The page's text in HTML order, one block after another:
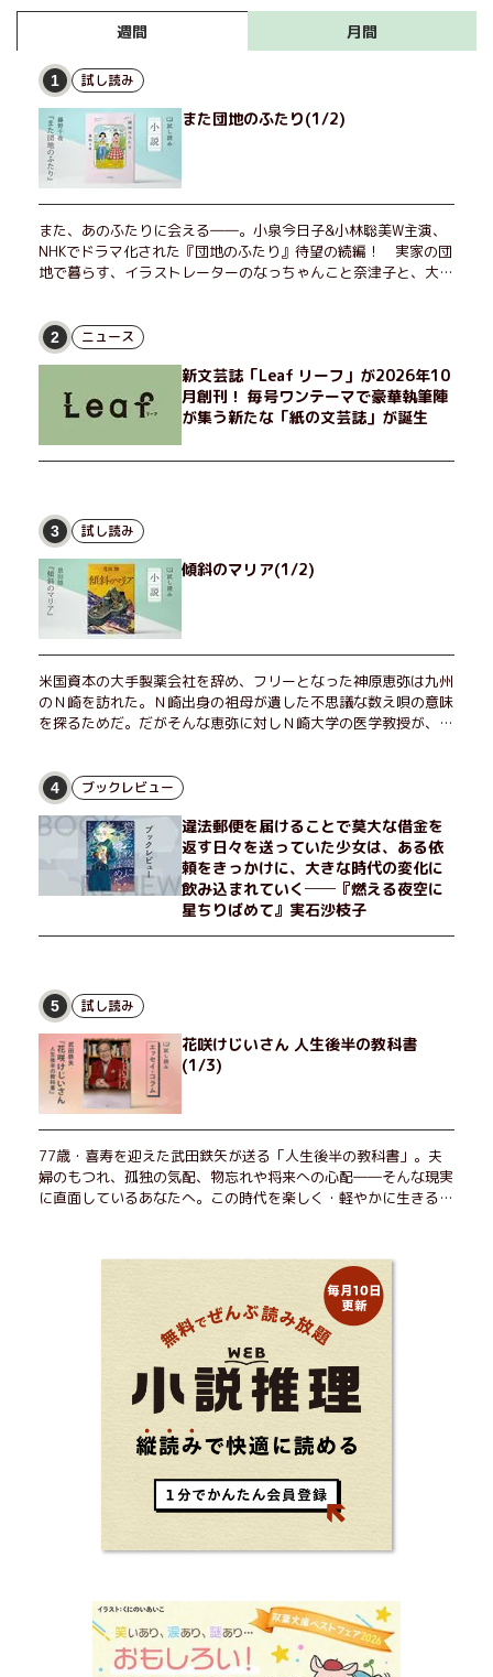
双葉社の魅力的な9月新刊
をご紹介！
週間 月間
1 試し読み
また団地のふたり(1/2)
また、あのふたりに会える――。小泉今日子&小林聡美W主演、
NHKでドラマ化された『団地のふたり』待望の続編！ 実家の団
地で暮らす、イラストレーターのなっちゃんこと奈津子と、大学
げたり、部屋でふたりだけの「台湾映画祭」を催したり。50代
独身、幼なじみの変わらぬ友情とささやかな幸せの日々を描く。
2 ニュース
新文芸誌「Leaf リーフ」が2026年10
月創刊！ 毎号ワンテーマで豪華執筆陣
が集う新たな「紙の文芸誌」が誕生
3 試し読み
傾斜のマリア(1/2)
米国資本の大手製薬会社を辞め、フリーとなった神原恵弥は九州
のＮ崎を訪れた。Ｎ崎出身の祖母が遺した不思議な数え唄の意味
を探るためだ。だがそんな恵弥に対しＮ崎大学の医学教授が、米
恵弥は、まるで影のような存在の博士とまみえることはできるの
か？ そして、唄の歌詞「かたむくマリア」に込められた秘密と
は？ 謎めいたラストが鮮烈な余韻を残すシリーズ第四作！
4 ブックレビュー
違法郵便を届けることで莫大な借金を
返す日々を送っていた少女は、ある依
頼をきっかけに、大きな時代の変化に
飲み込まれていく──『燃える夜空に
星ちりばめて』実石沙枝子
5 試し読み
花咲けじいさん 人生後半の教科書
(1/3)
77歳・喜寿を迎えた武田鉄矢が送る「人生後半の教科書」。夫
婦のもつれ、孤独の気配、物忘れや将来への心配――そんな現実
に直面しているあなたへ。この時代を楽しく・軽やかに生きるヒ
ら！ 読むだけで前向きになれる一冊。